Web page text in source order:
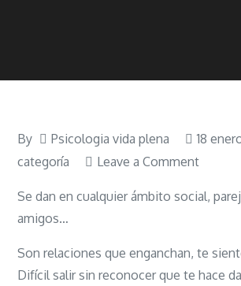
By Psicologia vida plena 18
categoría
Leave a Commenton
Se dan en cualquier ámbito social,
amigos…
Son relaciones que enganchan, te
Difícil salir sin reconocer que te hace